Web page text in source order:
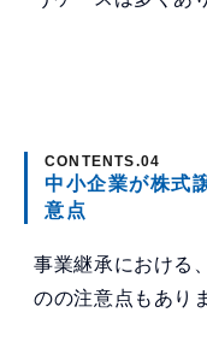
中小企業が株式
意点
事業継承における
のの注意点もあり